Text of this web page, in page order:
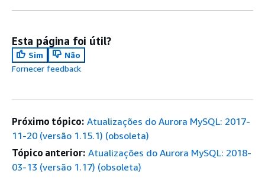
Esta página foi útil?
Sim
Não
Fornecer feedback
Próximo tópico: Atualizações do Aurora MySQL: 2017-
11-20 (versão 1.15.1) (obsoleta)
Tópico anterior: Atualizações do Aurora MySQL: 2018-
03-13 (versão 1.17) (obsoleta)